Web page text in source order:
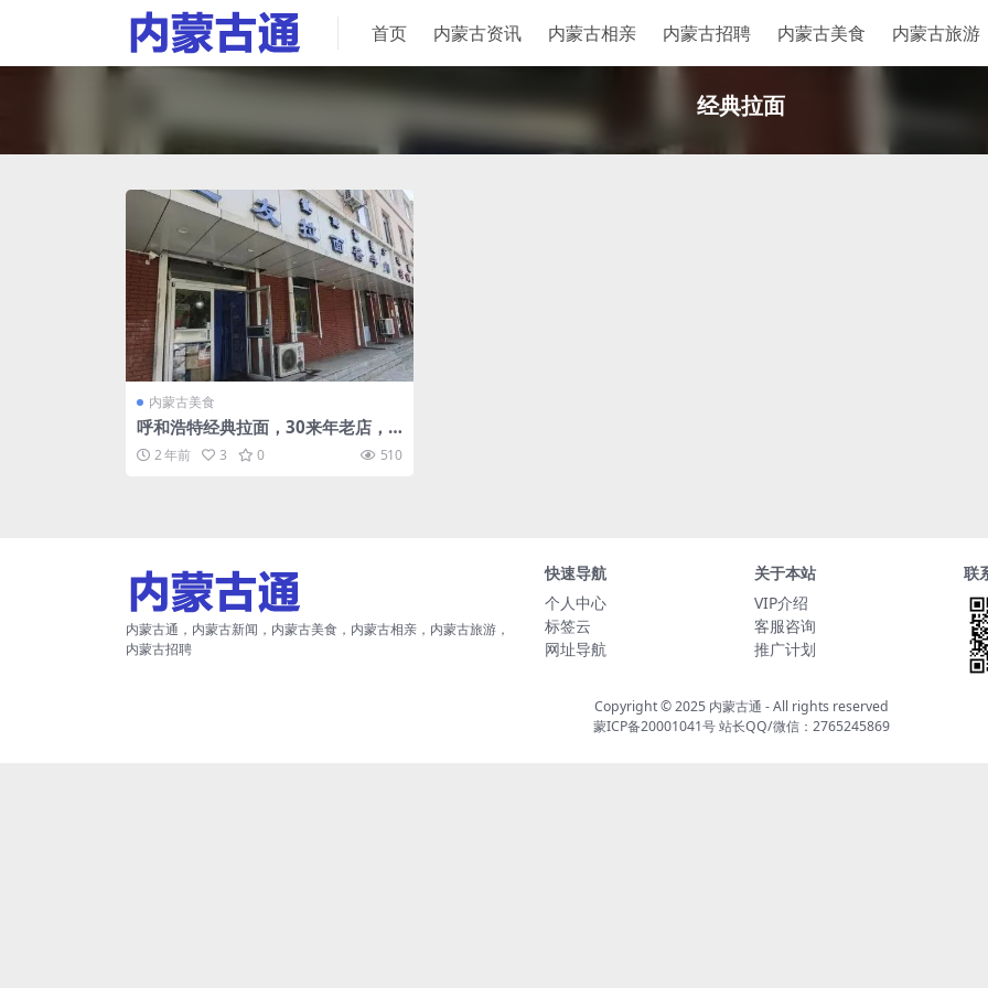
首页 内蒙古资讯 内蒙古相亲 内蒙古招聘 内蒙古美食 内蒙古旅游
经典拉面
内蒙古美食
呼和浩特经典拉面，30来年老店，
一餐一面，舒服！
2 年前 3 0 510
内蒙古通，内蒙古新闻，内蒙古美食，内蒙古相亲，内蒙古旅游，
内蒙古招聘
快速导航
个人中心
标签云
网址导航
关于本站
VIP介绍
客服咨询
推广计划
联
Copyright © 2025 内蒙古通 - All rights reserved
蒙ICP备20001041号站长QQ/微信：2765245869